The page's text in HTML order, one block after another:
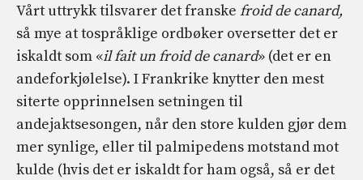
Vårt uttrykk tilsvarer det franske froid de canard,
så mye at tospråklige ordbøker oversetter det er
iskaldt som «il fait un froid de canard» (det er en
andeforkjølelse). I Frankrike knytter den mest
siterte opprinnelsen setningen til
andejaktsesongen, når den store kulden gjør dem
mer synlige, eller til palmipedens motstand mot
kulde (hvis det er iskaldt for ham også, så er det